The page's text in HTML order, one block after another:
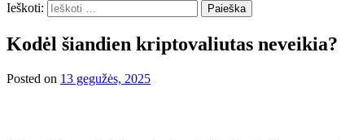
Ieškoti:
Kodėl šiandien kriptovaliutas neveikia?
Posted on 13 gegužės, 2025